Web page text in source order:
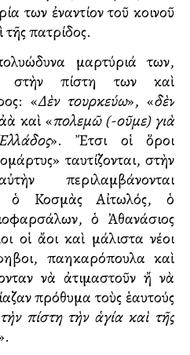
των ἐναντίον τοῦ κοινοῦ
πατρίδος.
μαρτύριά των,
στὴν πίστη των καὶ
«Δὲν τουρκεύω», «δὲν
καὶ «πολεμῶ (-οῦμε) γιὰ
». Ἔτσι οἱ ὅροι
ταυτίζονται, στὴν
περιλαμβάνονται
ὁ Κοσμὰς Αἰτωλός, ὁ
ὁ Ἀθανάσιος
οἱ ἄλλοι καὶ μάλιστα νέοι
παλληκαρόπουλα καὶ
νὰ ἀτιμαστοῦν ἤ νὰ
πρόθυμα τοὺς ἑαυτούς
πίστη τὴν ἁγία καὶ τῆς